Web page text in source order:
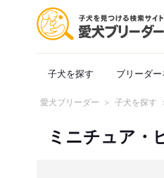
子犬を探す ブリーダ
愛犬ブリーダー 子犬を探す
ミニチュア・